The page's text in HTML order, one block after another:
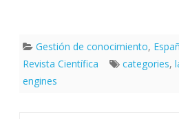
Gestión de conocimiento,
Revista Científica
categories,
engines